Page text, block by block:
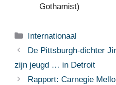
Gothamist)
Categorieën
Internationaal
De Pittsburgh-dichter
zijn jeugd … in Detroit
Rapport: Carnegie